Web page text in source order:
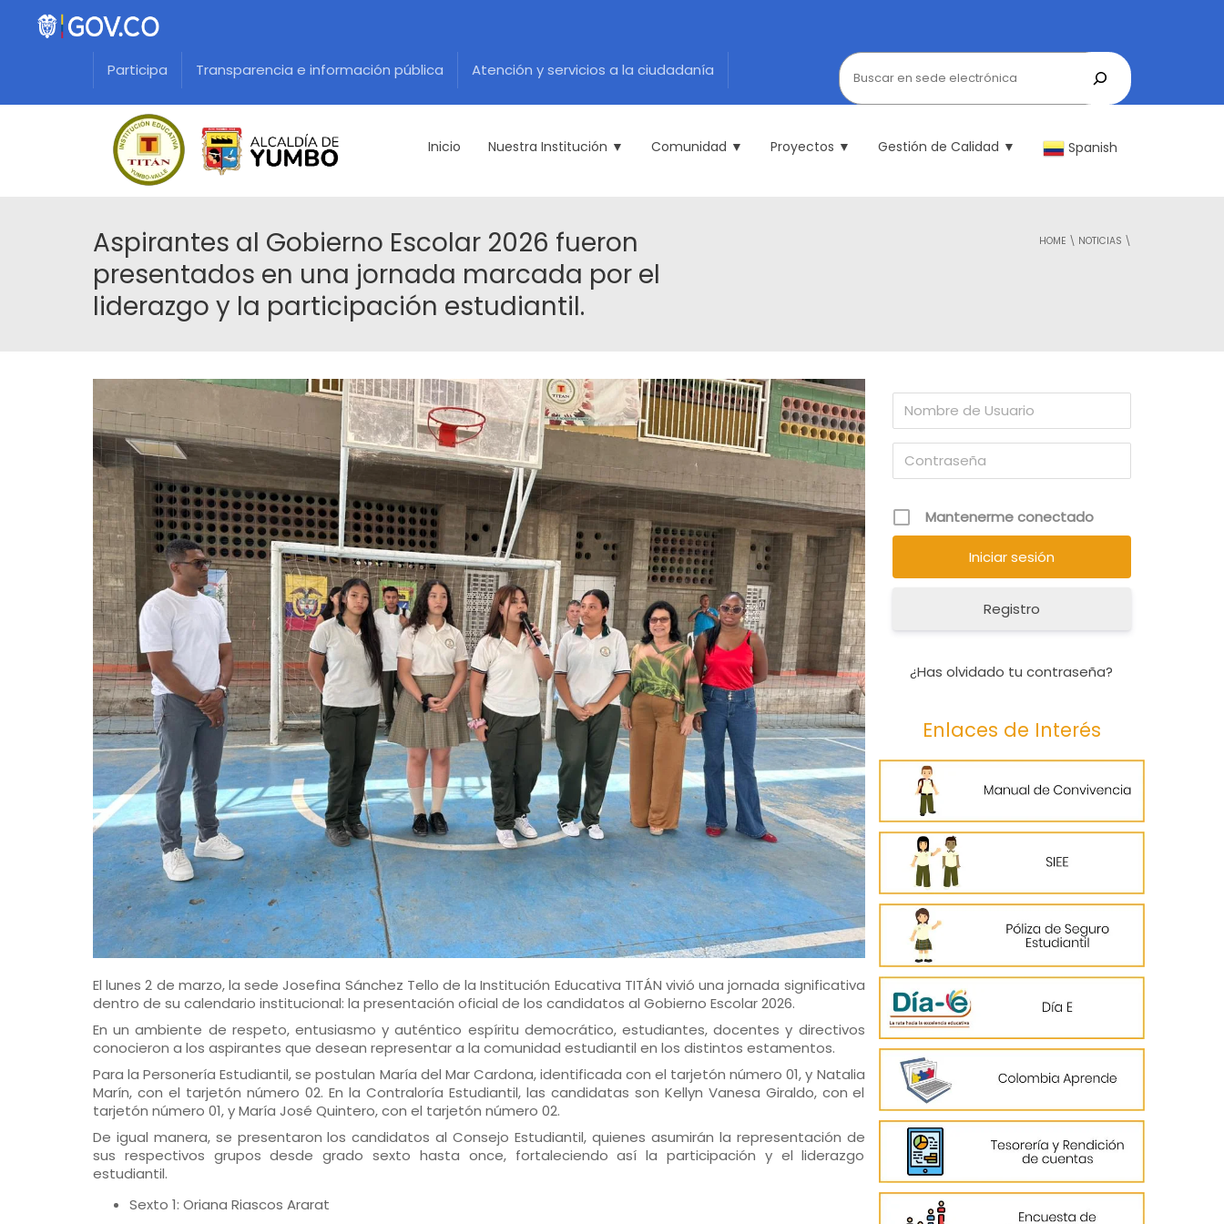
Participa Transparencia e información pública Atención y servicios a la ciudadanía
Inicio Nuestra Institución ▼ Comunidad ▼ Proyectos ▼ Gestión de Calidad ▼ Spanish
Aspirantes al Gobierno Escolar 2026 fueron
presentados en una jornada marcada por el
liderazgo y la participación estudiantil.
HOME \ NOTICIAS \
El lunes 2 de marzo, la sede Josefina Sánchez Tello de la Institución Educativa TITÁN vivió una jornada significativa
dentro de su calendario institucional: la presentación oficial de los candidatos al Gobierno Escolar 2026.
En un ambiente de respeto, entusiasmo y auténtico espíritu democrático, estudiantes, docentes y directivos
conocieron a los aspirantes que desean representar a la comunidad estudiantil en los distintos estamentos.
Para la Personería Estudiantil, se postulan María del Mar Cardona, identificada con el tarjetón número 01, y Natalia
Marín, con el tarjetón número 02. En la Contraloría Estudiantil, las candidatas son Kellyn Vanesa Giraldo, con el
tarjetón número 01, y María José Quintero, con el tarjetón número 02.
De igual manera, se presentaron los candidatos al Consejo Estudiantil, quienes asumirán la representación de
sus respectivos grupos desde grado sexto hasta once, fortaleciendo así la participación y el liderazgo
estudiantil.
Sexto 1: Oriana Riascos Ararat
Mantenerme conectado
Registro
¿Has olvidado tu contraseña?
Enlaces de Interés